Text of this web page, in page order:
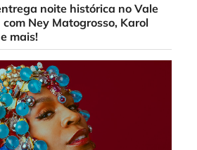
noite histórica no Vale
Ney Matogrosso, Karol
mais!